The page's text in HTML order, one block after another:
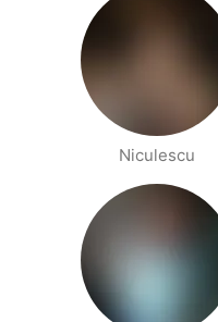
Niculescu